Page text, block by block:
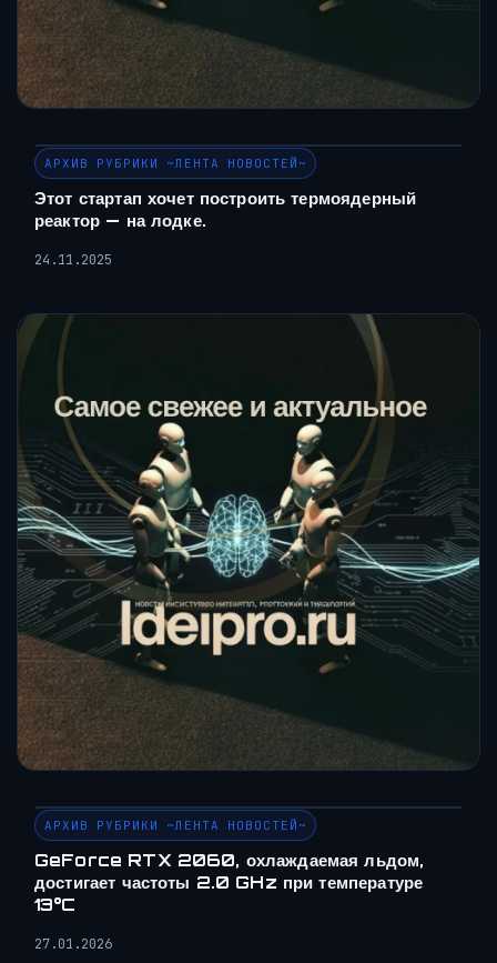
АРХИВ РУБРИКИ ~ЛЕНТА НОВОСТЕЙ~
Этот стартап хочет построить термоядерный
реактор — на лодке.
24.11.2025
АРХИВ РУБРИКИ ~ЛЕНТА НОВОСТЕЙ~
GeForce RTX 2060, охлаждаемая льдом,
достигает частоты 2.0 GHz при температуре
13°C
27.01.2026